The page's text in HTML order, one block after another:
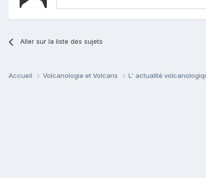
Aller sur la liste des sujets
Accueil Volcanologie et Volcans L' actualité